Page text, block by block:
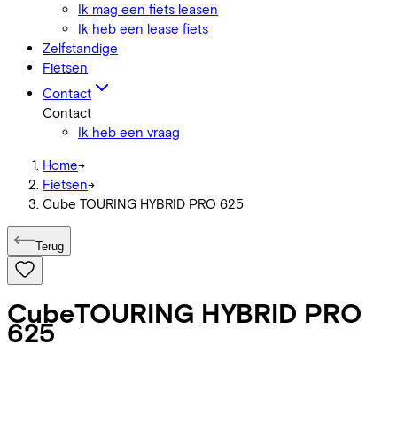
Ik mag een fiets leasen
Ik heb een lease fiets
Zelfstandige
Fietsen
Contact
Contact
Ik heb een vraag
Home->
Fietsen->
Cube TOURING HYBRID PRO 625
Terug
CubeTOURING HYBRID PRO
625